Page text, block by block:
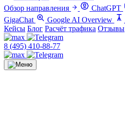
Обзор направления
ChatGPT
GigaChat
Google AI Overview
Кейсы Блог Расчёт трафика Отзывы
8 (495) 410-88-77